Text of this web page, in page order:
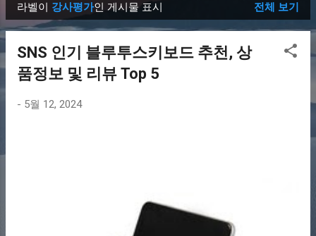
글
라벨이 강사평가인 게시물 표시 전체 보기
SNS 인기 블루투스키보드 추천, 상
품정보 및 리뷰 Top 5
- 5월 12, 2024